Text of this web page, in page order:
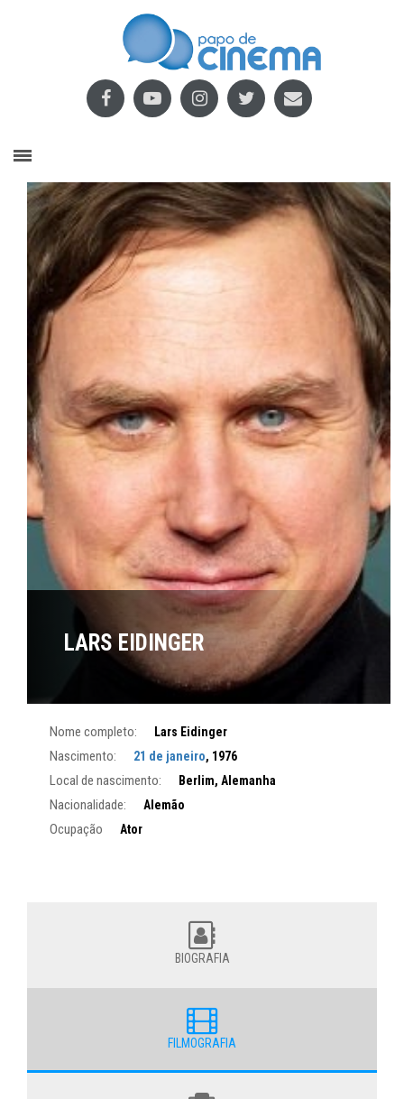
LARS EIDINGER
Nome completo: Lars Eidinger
Nascimento: 21 de janeiro, 1976
Local de nascimento: Berlim, Alemanha
Nacionalidade: Alemão
Ocupação Ator
BIOGRAFIA
FILMOGRAFIA